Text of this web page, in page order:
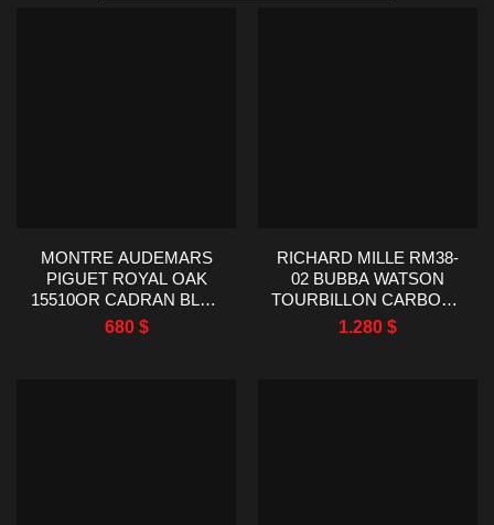
MONTRE AUDEMARS
PIGUET ROYAL OAK
15510OR CADRAN BLEU
USINE APS 41MM
680 $
RICHARD MILLE RM38-
02 BUBBA WATSON
TOURBILLON CARBONE
RÉPLIQUE MONTRE
43,7X50MM
1.280 $